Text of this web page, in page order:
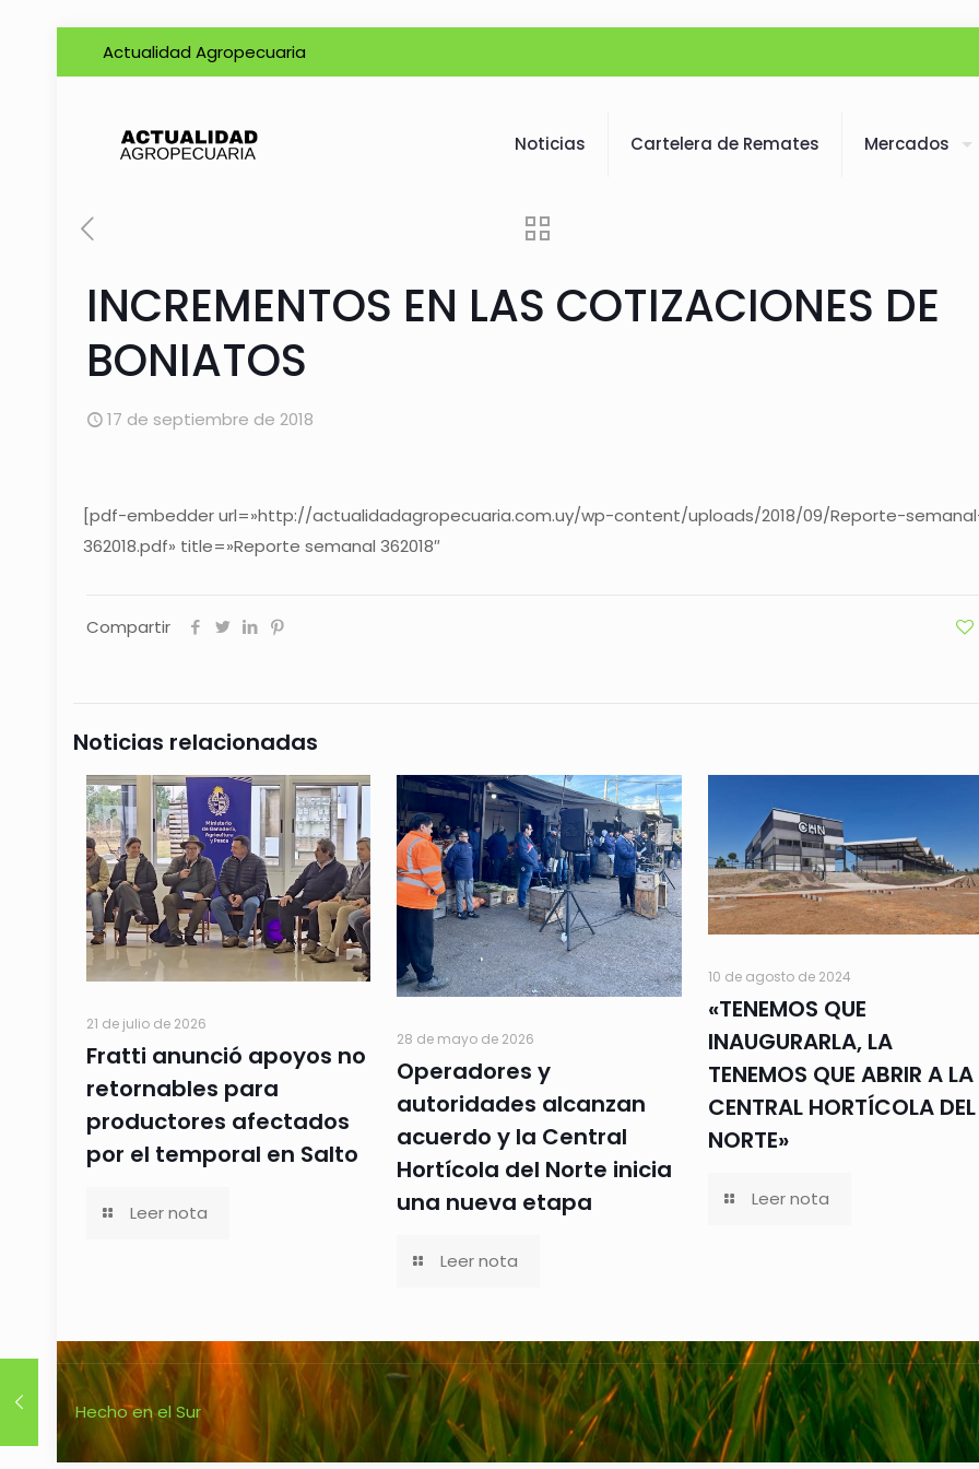
Actualidad Agropecuaria
Noticias Cartelera de Remates Mercados
INCREMENTOS EN LAS COTIZACIONES DE
BONIATOS
17 de septiembre de 2018
[pdf-embedder url=»http://actualidadagropecuaria.com.uy/wp-content/uploads/2018/09/Reporte-
362018.pdf» title=»Reporte semanal 362018″
Compartir
Noticias relacionadas
21 de julio de 2026
Fratti anunció apoyos no
retornables para
productores afectados
por el temporal en Salto
Leer nota
28 de mayo de 2026
Operadores y
autoridades alcanzan
acuerdo y la Central
Hortícola del Norte inicia
una nueva etapa
Leer nota
10 de agosto de 2024
«TENEMOS QUE
INAUGURARLA, LA
TENEMOS QUE ABRIR A LA
CENTRAL HORTÍCOLA DEL
NORTE»
Leer nota
Hecho en el Sur